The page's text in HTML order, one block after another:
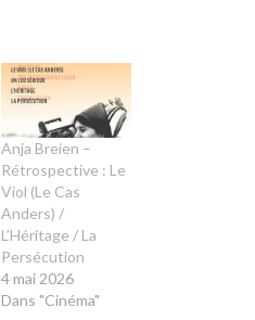
Anja Breien –
Rétrospective : Le
Viol (Le Cas
Anders) /
L’Héritage / La
Persécution
4 mai 2026
Dans "Cinéma"